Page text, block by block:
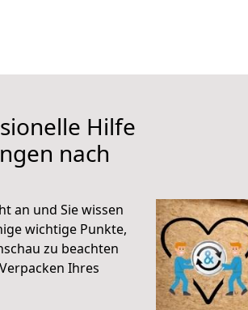
Hilfe
nach
an und Sie wissen
wichtige Punkte,
zu beachten
Ihres